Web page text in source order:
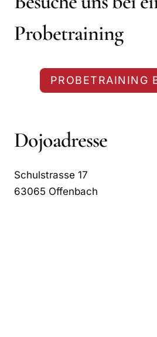
Probetraining
PROBETRAINING
Dojoadresse
Schulstrasse 17
63065 Offenbach